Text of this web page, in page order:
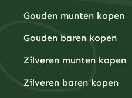
Gouden munten kopen
Gouden baren kopen
Zilveren munten kopen
Zilveren baren kopen